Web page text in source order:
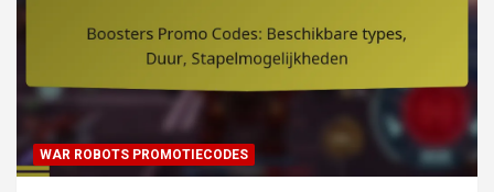
WAR ROBOTS PROMOTIECODES